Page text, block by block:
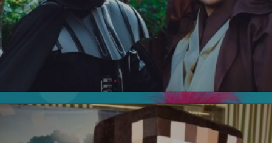
УЗНАТЬ БОЛЬШЕ
Звездные войны
Новинка!